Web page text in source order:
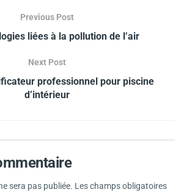
Previous Post
liées à la pollution de l’air
Next Post
professionnel pour piscine
d’intérieur
sera pas publiée. Les champs obligatoires